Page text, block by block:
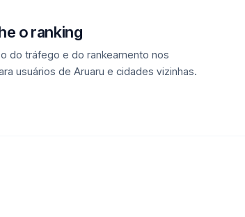
o ranking
do tráfego e do rankeamento nos
usuários de Aruaru e cidades vizinhas.